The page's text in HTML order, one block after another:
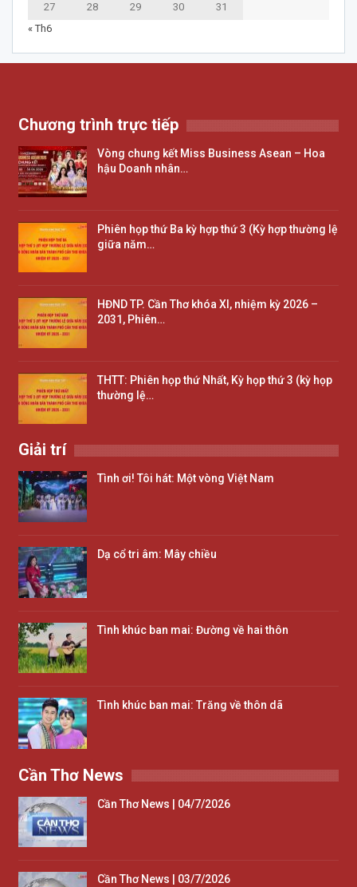
27 28 29 30
31
« Th6
Chương trình trực tiếp
Vòng chung kết Miss Business Asean – Hoa
hậu Doanh nhân…
Phiên họp thứ Ba kỳ hợp thứ 3 (Kỳ hợp thường lệ
giữa năm…
HĐND TP. Cần Thơ khóa XI, nhiệm kỳ 2026 –
2031, Phiên…
THTT: Phiên họp thứ Nhất, Kỳ họp thứ 3 (kỳ họp
thường lệ…
Giải trí
Tình ơi! Tôi hát: Một vòng Việt Nam
Dạ cổ tri âm: Mây chiều
Tình khúc ban mai: Đường về hai thôn
Tình khúc ban mai: Trăng về thôn dã
Cần Thơ News
Cần Thơ News | 04/7/2026
Cần Thơ News | 03/7/2026